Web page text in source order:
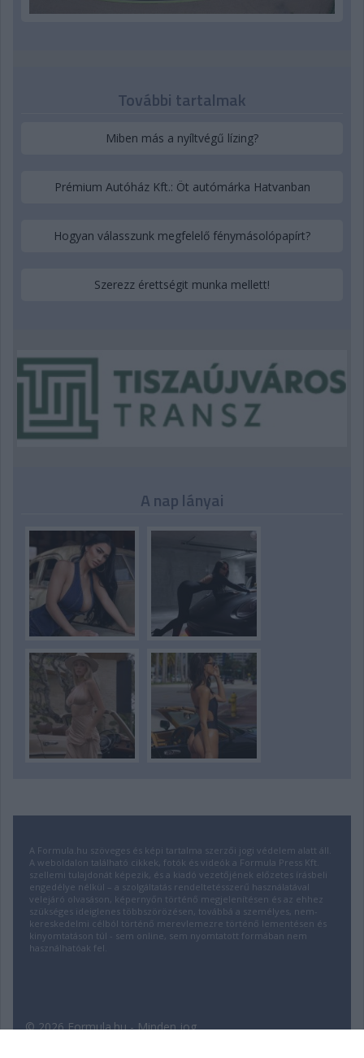
További tartalmak
Miben más a nyíltvégű lízing?
Prémium Autóház Kft.: Öt autómárka Hatvanban
Hogyan válasszunk megfelelő fénymásolópapírt?
Szerezz érettségit munka mellett!
A nap lányai
A Formula.hu szöveges és képi tartalma szerzői jogi védelem alatt áll.
A weboldalon található cikkek, fotók és videók a Formula Press Kft.
szellemi tulajdonát képezik, és a kiadó vezetőjének előzetes írásbeli
engedélye nélkül – a szolgáltatás rendeltetésszerű használatával
velejáró olvasáson, képernyőn történő megjelenítésen és az ehhez
szükséges ideiglenes többszörözésen, továbbá a személyes, nem-
kereskedelmi célból történő merevlemezre történő lementésen és
kinyomtatáson túl - sem online, sem nyomtatott formában nem
használhatóak fel.
© 2026 Formula.hu - Minden jog